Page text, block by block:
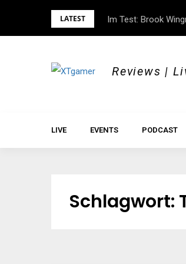
LATEST Im Test: Brook
DOK.fest München
Reviews |
LIVE EVENTS PODCAST
Schlagwort: